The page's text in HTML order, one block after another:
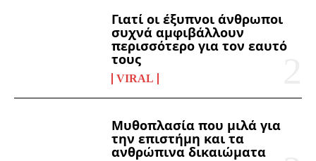
Γιατί οι έξυπνοι άνθρωποι
συχνά αμφιβάλλουν
περισσότερο για τον εαυτό
τους
VIRAL
Μυθοπλασία που μιλά για
την επιστήμη και τα
ανθρώπινα δικαιώματα